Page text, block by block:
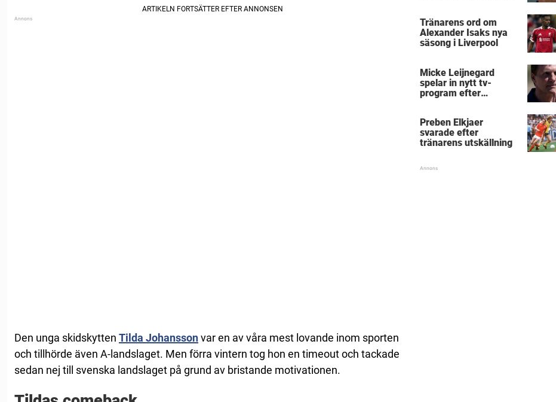
Den unga skidskytten Tilda Johanssonvar en av våra mest lovande inom sporten
och tillhörde även A-landslaget. Men förra vintern tog hon en timeout och tackade
sedan nej till svenska landslaget på grund av bristande motivationen.
Tränarens ord om
Alexander Isaks nya
säsong i Liverpool
Micke Leijnegard
spelar in nytt tv-
program efter
Preben Elkjaer
svarade efter
tränarens utskällning